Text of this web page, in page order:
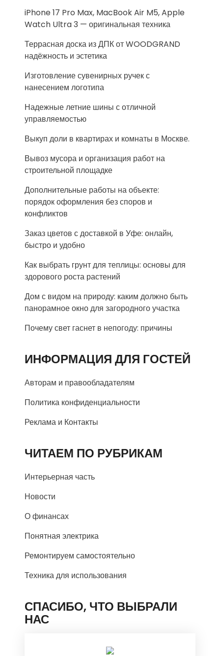
iPhone 17 Pro Max, MacBook Air M5, Apple
Watch Ultra 3 — оригинальная техника
Террасная доска из ДПК от WOODGRAND
надёжность и эстетика
Изготовление сувенирных ручек с
нанесением логотипа
Надежные летние шины с отличной
управляемостью
Выкуп доли в квартирах и комнаты в Москве.
Вывоз мусора и организация работ на
строительной площадке
Дополнительные работы на объекте:
порядок оформления без споров и
конфликтов
Заказ цветов с доставкой в Уфе: онлайн,
быстро и удобно
Как выбрать грунт для теплицы: основы для
здорового роста растений
Дом с видом на природу: каким должно быть
панорамное окно для загородного участка
Почему свет гаснет в непогоду: причины
ИНФОРМАЦИЯ ДЛЯ ГОСТЕЙ
Авторам и правообладателям
Политика конфиденциальности
Реклама и Контакты
ЧИТАЕМ ПО РУБРИКАМ
Интерьерная часть
Новости
О финансах
Понятная электрика
Ремонтируем самостоятельно
Техника для использования
СПАСИБО, ЧТО ВЫБРАЛИ
НАС